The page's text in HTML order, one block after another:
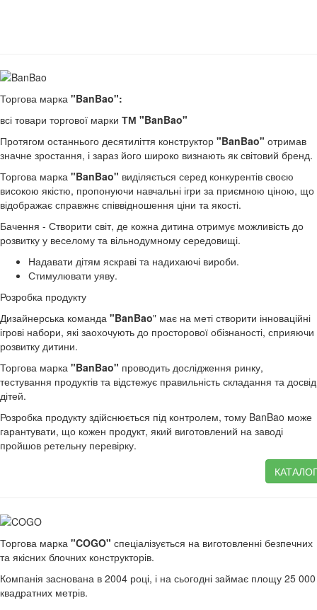
Торгова марка "BanBao":
всі товари торгової марки ТМ "BanBao"
Протягом останнього десятиліття конструктор "BanBao" отримав
значне зростання, і зараз його широко визнають як світовий бренд.
Торгова марка "BanBao" виділяється серед конкурентів своєю
високою якістю, пропонуючи навчальні ігри за приємною ціною, що
відображає справжнє співвідношення ціни та якості.
Бачення - Створити світ, де кожна дитина отримує можливість до
розвитку у веселому та вільнодумному середовищі.
Надавати дітям яскраві та надихаючі вироби.
Стимулювати уяву.
Розробка продукту
Дизайнерська команда "BanBao" має на меті створити інноваційні
ігрові набори, які заохочують до просторової обізнаності, сприяючи
розвитку дитини.
Торгова марка "BanBao" проводить дослідження ринку,
тестування продуктів та відстежує правильність складання та досвід
дітей.
Розробка продукту здійснюється під контролем, тому BanBao може
гарантувати, що кожен продукт, який виготовлений на заводі
пройшов ретельну перевірку.
Торгова марка "COGO" спеціалізується на виготовленні безпечних
та якісних блочних конструкторів.
Компанія заснована в 2004 році, і на сьогодні займає площу 25 000
квадратних метрів.